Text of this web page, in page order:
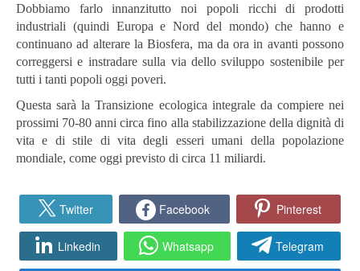
Dobbiamo farlo innanzitutto noi popoli ricchi di prodotti
industriali (quindi Europa e Nord del mondo) che hanno e
continuano ad alterare la Biosfera, ma da ora in avanti possono
correggersi e instradare sulla via dello sviluppo sostenibile per
tutti i tanti popoli oggi poveri.
Questa sarà la Transizione ecologica integrale da compiere nei
prossimi 70-80 anni circa fino alla stabilizzazione della dignità di
vita e di stile di vita degli esseri umani della popolazione
mondiale, come oggi previsto di circa 11 miliardi.
Twitter Facebook Pinterest
Linkedin Whatsapp Telegram